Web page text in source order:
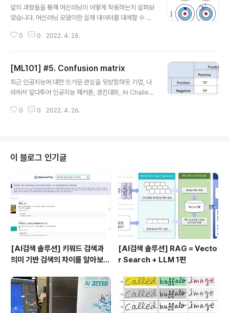
있다는 내용 기억하시나요? 지난 글까지 살펴본 Regress
ion이 Supervised Learning의 대표적인 모델이었다면
ng의 대표적인 모델입니다. 말 그..
앞의 과정들을 통해 머신러닝이 어떻게 작동하는지 살펴보
았습니다. 머신러닝 모델이란 실제 데이터를 대체할 수 있
세계에서 활용할 수 있습니다. 그런데 이 모델은 정교해지
수들과의 관계를 충분히 설명할 수 없게 되는 Trade-off
문제가 발생하게 됩니다. 이러한 문제를 수학적으로 표현
한 것이 Bias-Variance(편향-분산) Trade-off 입니다.
-off 를 설명하는 유명한 그림 중 하나 입니다. 사격 게임을
0 0 2022. 4. 26.
[ML101] #5. Confusion matrix
최근 인공지능에 대한 뜨거운 관심을 뒷받침하듯 기업, 나
라에서 앞다투어 인공지능 해커톤, 경진대회, AI Challen
리즘을 개발한 팀에게 상금/보상을 부여하죠. 그렇다면 "우
으로 선정합니다. 인공지능을 활용하여 해결할 수 있는 문
제가 무궁무진하듯 성능 역시 다양한 척도로 평가되어야
합니다. 그렇다면 평가 척도는 어떤 유형이 있으며, 어떻게
계산되는 걸까요? 모델을 평가하기 위한 평가 척도 (Evalu
ation Metric)에는 크게 분류(Classification) 척도와 예
측(Regr..
0 0 2022. 4. 26.
이 블로그 인기글
[AI검색 솔루션] 키워드 검색과
의미 기반 검색의 차이를 알아보
[AI검색 솔루션] RAG = Vecto
r Search + LLM 1편